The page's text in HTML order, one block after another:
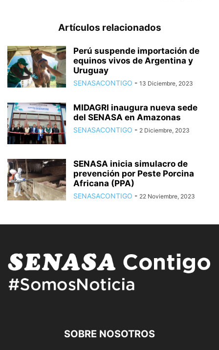
Artículos relacionados
Perú suspende importación de
equinos vivos de Argentina y
Uruguay
SENASACONTIGO - 13 Diciembre, 2023
MIDAGRI inaugura nueva sede
del SENASA en Amazonas
SENASACONTIGO - 2 Diciembre, 2023
SENASA inicia simulacro de
prevención por Peste Porcina
Africana (PPA)
SENASACONTIGO - 22 Noviembre, 2023
SOBRE NOSOTROS